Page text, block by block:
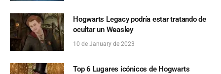
Hogwarts Legacy podría estar tratando de
ocultar un Weasley
10 de January de 2023
Top 6 Lugares icónicos de Hogwarts